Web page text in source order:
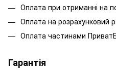
Оплата при отриманні на
Оплата на розрахунковий
Оплата частинами
Гарантія